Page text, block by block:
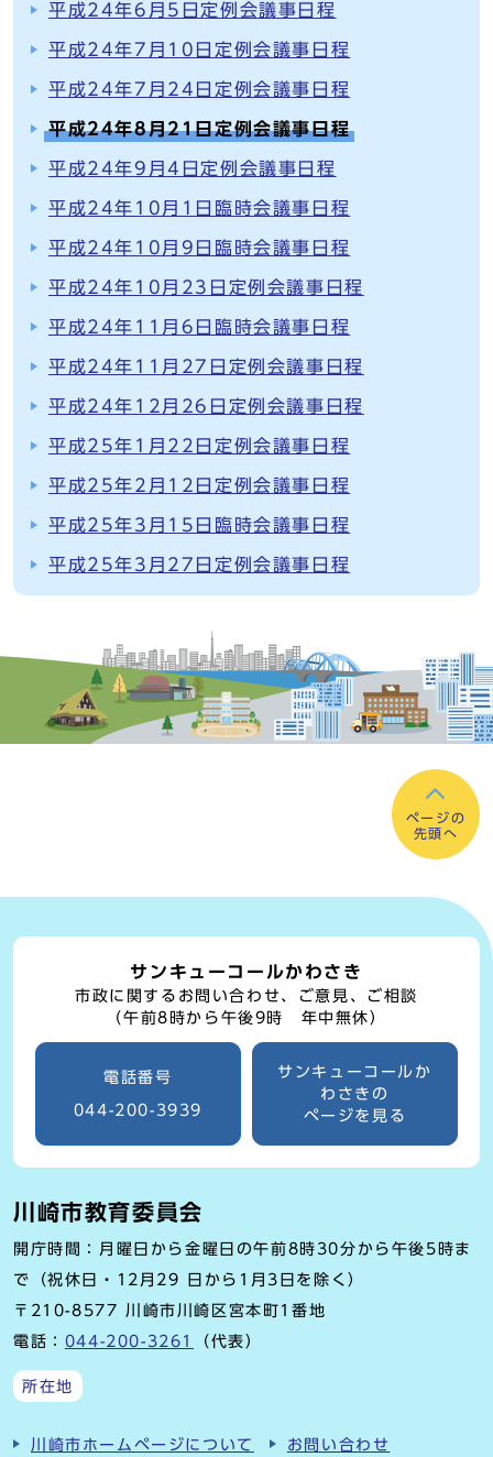
平成24年6月5日定例会議事日程
平成24年7月10日定例会議事日程
平成24年7月24日定例会議事日程
平成24年8月21日定例会議事日程
平成24年9月4日定例会議事日程
平成24年10月1日臨時会議事日程
平成24年10月9日臨時会議事日程
平成24年10月23日定例会議事日程
平成24年11月6日臨時会議事日程
平成24年11月27日定例会議事日程
平成24年12月26日定例会議事日程
平成25年1月22日定例会議事日程
平成25年2月12日定例会議事日程
平成25年3月15日臨時会議事日程
平成25年3月27日定例会議事日程
ページの
先頭へ
サンキューコールかわさき
市政に関するお問い合わせ、ご意見、ご相談
（午前8時から午後9時 年中無休）
電話番号
044-200-3939
サンキューコールか
わさきの
ページを見る
川崎市教育委員会
開庁時間：月曜日から金曜日の午前8時30分から午後5時ま
で（祝休日・12月29 日から1月3日を除く）
〒210-8577 川崎市川崎区宮本町1番地
電話： 044-200-3261 （代表）
所在地
川崎市ホームページについて お問い合わせ